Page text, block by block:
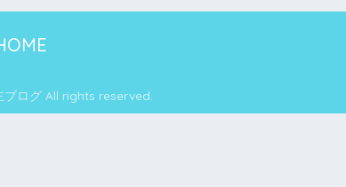
ログ All rights reserved.